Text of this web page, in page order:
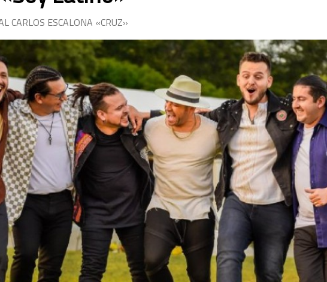
CARLOS ESCALONA «CRUZ»